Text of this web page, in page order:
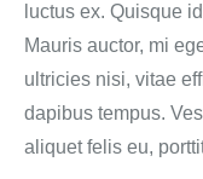
luctus ex. Quisque
Mauris auctor, mi
ultricies nisi, vitae
dapibus tempus.
aliquet felis eu,